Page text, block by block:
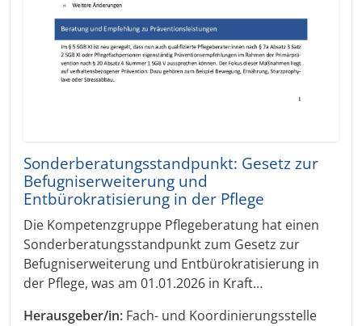
Sonderberatungsstandpunkt: Gesetz zur
Befugniserweiterung und
Entbürokratisierung in der Pflege
Die Kompetenzgruppe Pflegeberatung hat einen
Sonderberatungsstandpunkt zum Gesetz zur
Befugniserweiterung und Entbürokratisierung in
der Pflege, was am 01.01.2026 in Kraft…
Herausgeber/in: Fach- und Koordinierungsstelle